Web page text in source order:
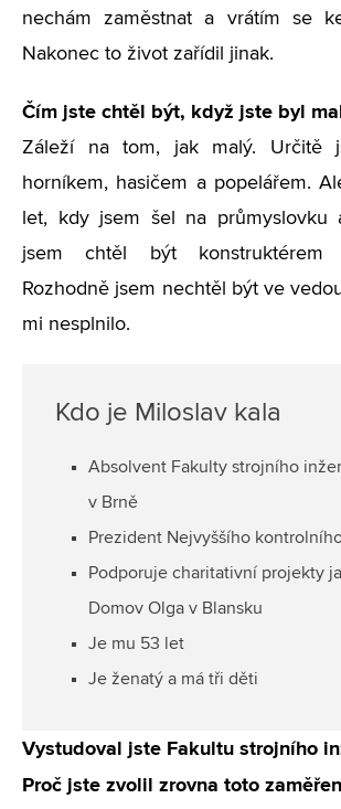
nechám zaměstnat a vrátím se
Nakonec to život zařídil jinak.
Čím jste chtěl být, když jste byl
Záleží na tom, jak malý. Určitě
horníkem, hasičem a popelářem.
let, kdy jsem šel na průmyslovku
jsem chtěl být konstruktérem
Rozhodně jsem nechtěl být ve
mi nesplnilo.
Kdo je Miloslav kala
Absolvent Fakulty strojního
v Brně
Prezident Nejvyššího
Podporuje charitativní projekty
Domov Olga v Blansku
Je mu 53 let
Je ženatý a má tři děti
Vystudoval jste Fakultu strojního
Proč jste zvolil zrovna toto